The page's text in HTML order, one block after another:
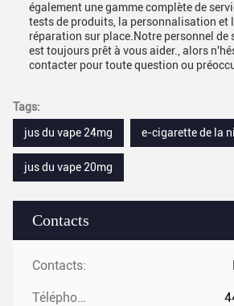
Contacts
Contacts:
Téléphone:
également une gamme complète de
tests de produits, la personnalisation et
réparation sur place.Notre personnel de
est toujours prêt à vous aider., alors
contacter pour toute question ou
Tags:
jus du vape 24mg
e-cigarette de la
jus du vape 20mg